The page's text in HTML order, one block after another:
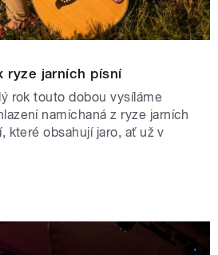
ryze jarních písní
rok touto dobou vysíláme
namíchaná z ryze jarních
které obsahují jaro, ať už v